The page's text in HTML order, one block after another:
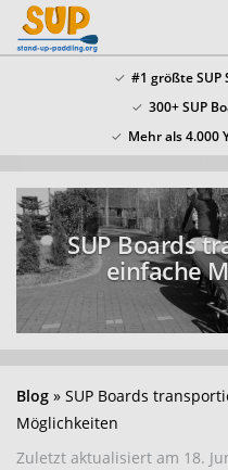
Skip
#1 größte SUP
300+ SUP
Mehr als 4.000
SUP Boards
einfache
Blog
SUP Boards
Möglichkeiten
Zuletzt aktualisiert am 18.
SSV: Große
In unserem SUP
aktuellen Bluefin
überzeugt! Aktuell